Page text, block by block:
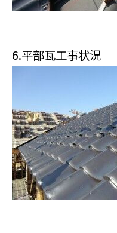
6.平部瓦工事状況